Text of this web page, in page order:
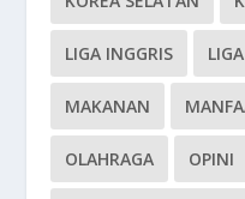
LIGA INGGRIS
MAKANAN
OLAHRAGA OPINI